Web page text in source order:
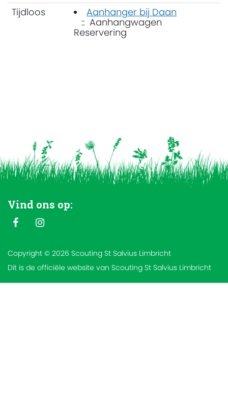
Tijdloos
Aanhanger bij Daan
:: Aanhangwagen
Reservering
Vind ons op:
Copyright © 2026 Scouting St Salvius Limbricht
Dit is de officiële website van Scouting St Salvius Limbricht